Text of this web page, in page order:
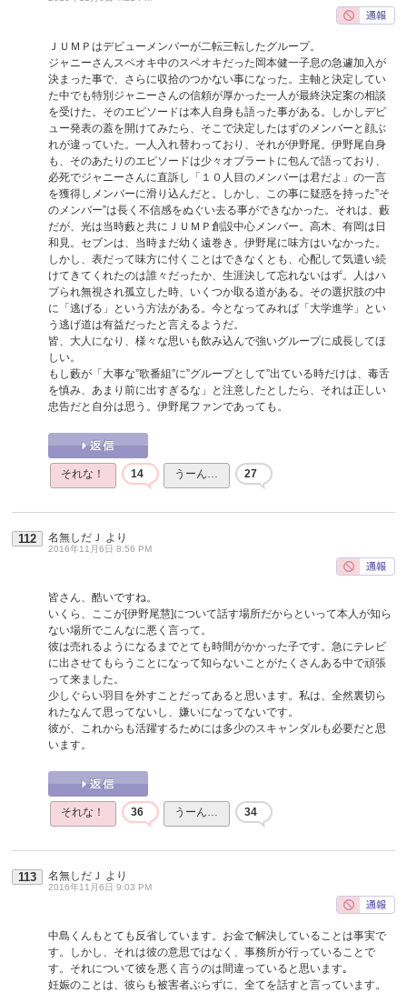
ＪＵＭＰはデビューメンバーが二転三転したグループ。
ジャニーさんスペオキ中のスペオキだった岡本健一子息の急遽加入が
決まった事で、さらに収拾のつかない事になった。主軸と決定してい
た中でも特別ジャニーさんの信頼が厚かった一人が最終決定案の相談
を受けた。そのエピソードは本人自身も語った事がある。しかしデビ
ュー発表の蓋を開けてみたら、そこで決定したはずのメンバーと顔ぶ
れが違っていた。一人入れ替わっており、それが伊野尾。伊野尾自身
も、そのあたりのエピソードは少々オブラートに包んで語っており、
必死でジャニーさんに直訴し「１０人目のメンバーは君だよ」の一言
を獲得しメンバーに滑り込んだと。しかし、この事に疑惑を持った”そ
のメンバー”は長く不信感をぬぐい去る事ができなかった。それは、藪
だが、光は当時藪と共にＪＵＭＰ創設中心メンバー。高木、有岡は日
和見。セブンは、当時まだ幼く遠巻き。伊野尾に味方はいなかった。
しかし、表だって味方に付くことはできなくとも、心配して気遣い続
けてきてくれたのは誰々だったか、生涯決して忘れないはず。人はハ
ブられ無視され孤立した時、いくつか取る道がある。その選択肢の中
に「逃げる」という方法がある。今となってみれば「大学進学」とい
う逃げ道は有益だったと言えるようだ。
皆、大人になり、様々な思いも飲み込んで強いグループに成長してほ
しい。
もし藪が「大事な”歌番組”に”グループとして”出ている時だけは、毒舌
を慎み、あまり前に出すぎるな」と注意したとしたら、それは正しい
忠告だと自分は思う。伊野尾ファンであっても。
それな！ 14 うーん… 27
112 名無しだＪ より
2016年11月6日 8:56 PM
皆さん、酷いですね。
いくら、ここが[伊野尾慧]について話す場所だからといって本人が知ら
ない場所でこんなに悪く言って。
彼は売れるようになるまでとても時間がかかった子です。急にテレビ
に出させてもらうことになって知らないことがたくさんある中で頑張
って来ました。
少しぐらい羽目を外すことだってあると思います。私は、全然裏切ら
れたなんて思ってないし、嫌いになってないです。
彼が、これからも活躍するためには多少のスキャンダルも必要だと思
います。
それな！ 36 うーん… 34
113 名無しだＪ より
2016年11月6日 9:03 PM
中島くんもとても反省しています。お金で解決していることは事実で
す。しかし、それは彼の意思ではなく、事務所が行っていることで
す。それについて彼を悪く言うのは間違っていると思います｡
妊娠のことは、彼らも被害者ぶらずに、全てを話すと言っています。